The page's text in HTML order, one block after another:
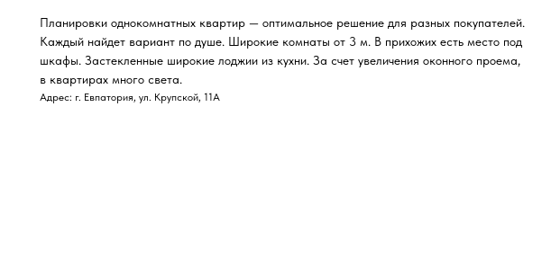
Планировки однокомнатных квартир — оптимальное решение для разных покупателей.
Каждый найдет вариант по душе. Широкие комнаты от 3 м. В прихожих есть место под
шкафы. Застекленные широкие лоджии из кухни. За счет увеличения оконного проема,
в квартирах много света.
Адрес: г. Евпатория, ул. Крупской, 11А